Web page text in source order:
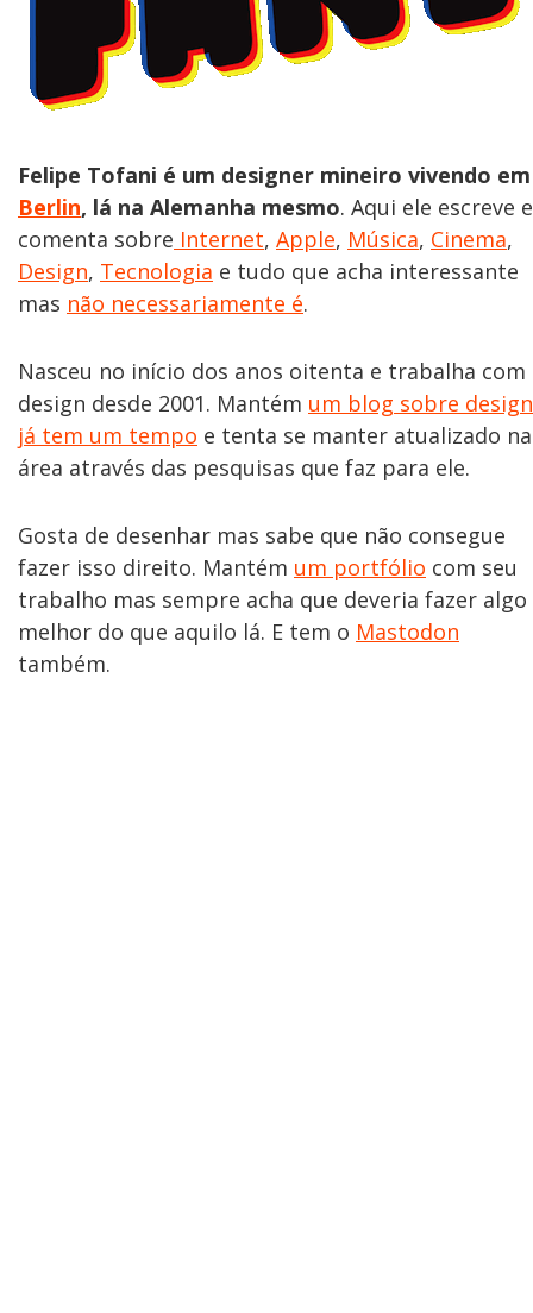
Felipe Tofani é um designer mineiro vivendo em
Berlin, lá na Alemanha mesmo. Aqui ele escreve e
comenta sobre Internet, Apple, Música, Cinema,
Design, Tecnologia e tudo que acha interessante
mas não necessariamente é.
Nasceu no início dos anos oitenta e trabalha com
design desde 2001. Mantém um blog sobre design
já tem um tempo e tenta se manter atualizado na
área através das pesquisas que faz para ele.
Gosta de desenhar mas sabe que não consegue
fazer isso direito. Mantém um portfólio com seu
trabalho mas sempre acha que deveria fazer algo
melhor do que aquilo lá. E tem o Mastodon
também.